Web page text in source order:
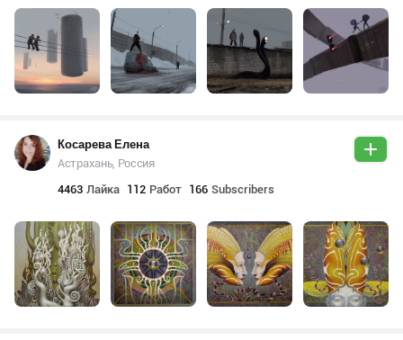
Косарева Елена
Астрахань, Россия
4463 Лайка 112 Работ 166 Subscribers